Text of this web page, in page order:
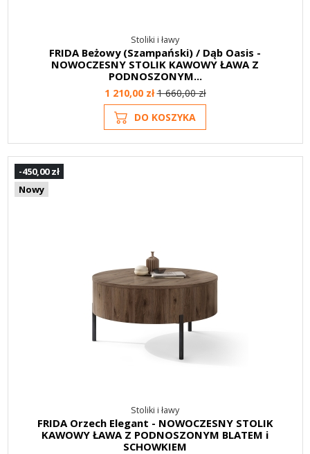
Stoliki i ławy
FRIDA Beżowy (Szampański) / Dąb Oasis -
NOWOCZESNY STOLIK KAWOWY ŁAWA Z
PODNOSZONYM...
1 210,00 zł1 660,00 zł
DO KOSZYKA
-450,00 zł
Nowy
Stoliki i ławy
FRIDA Orzech Elegant - NOWOCZESNY STOLIK
KAWOWY ŁAWA Z PODNOSZONYM BLATEM i
SCHOWKIEM